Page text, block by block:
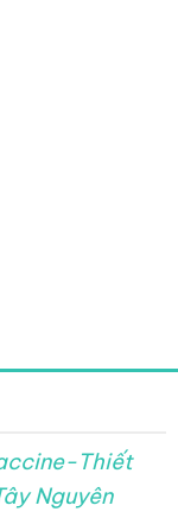
Thiết
Nguyên